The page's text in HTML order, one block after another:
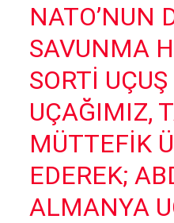
NATO’NUN
SAVUNMA
SORTI
UÇAĞIMIZ,
MÜTTEFIK
EDEREK;
ALMANYA